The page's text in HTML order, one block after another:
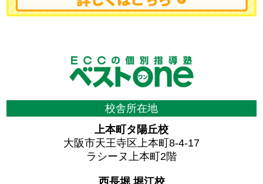
校舎所在地
上本町タ陽丘校
大阪市天王寺区上本町8-4-17
ラシーヌ上本町2階
西長堀 堀江校